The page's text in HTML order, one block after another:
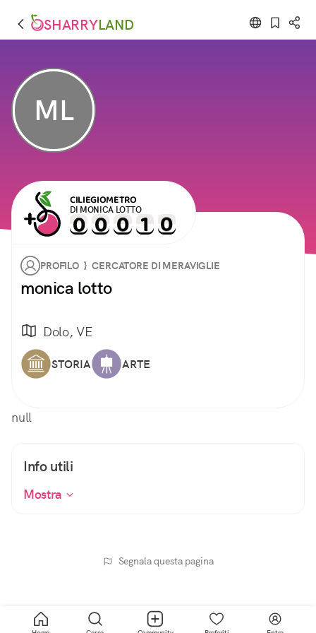
SHARRYLAND
ML
CILIEGIOMETRO
DI MONICA LOTTO
PROFILO } CERCATORE DI MERAVIGLIE
monica lotto
Dolo, VE
STORIA ARTE
null
Info utili
Mostra
Segnala questa pagina